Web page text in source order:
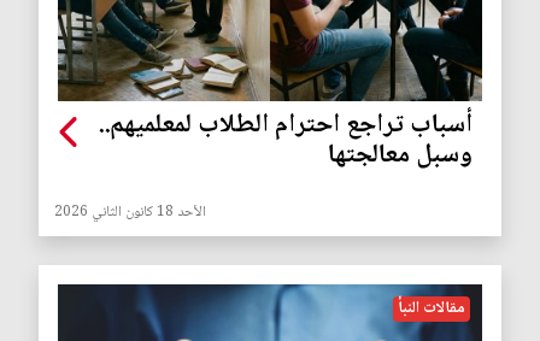
أسباب تراجع احترام الطلاب لمعلميهم..
وسبل معالجتها
الأحد 18 كانون الثاني 2026
مقالات النبأ